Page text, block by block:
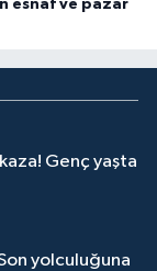
esnaf ve pazar
Genç yaşta
yolculuğuna